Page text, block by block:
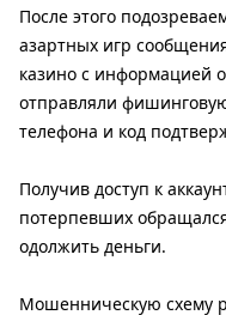
После этого
азартных игр
казино с информацией
отправляли
телефона и код
Получив доступ к
потерпевших
одолжить деньги.
Мошенническую схему